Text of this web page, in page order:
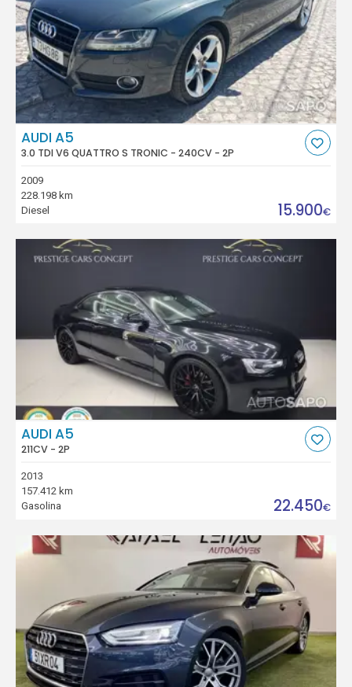
AUDI A5
3.0 TDI V6 QUATTRO S TRONIC - 240CV - 2P
2009
228.198 km
Diesel
15.900€
AUDI A5
211CV - 2P
2013
157.412 km
Gasolina
22.450€